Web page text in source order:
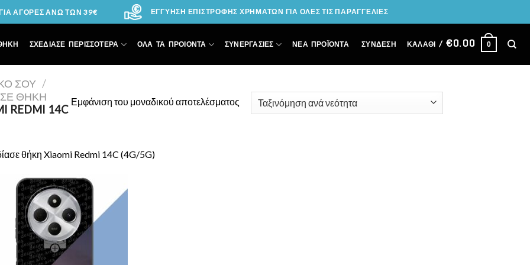
ΑΓΟΡΕΣ ΑΝΩ ΤΩΝ 39€ ΕΓΓΥΗΣΗ ΕΠΙΣΤΡΟΦΗΣ ΧΡΗΜΑΤΩΝ ΓΙΑ ΟΛΕΣ ΤΙΣ ΠΑΡΑΓΓΕΛΙΕΣ
ΣΧΕΔΙΑΣΕ ΠΕΡΙΣΣΟΤΕΡΑ ΟΛΑ ΤΑ ΠΡΟΙΟΝΤΑ ΣΥΝΕΡΓΑΣΙΕΣ ΝΕΑ ΠΡΟΪΟΝΤΑ ΣΎΝΔΕΣΗ ΚΑΛΆΘΙ / €0.00 0
ΣΟΥ /
ΘΉΚΗ
REDMI 14C
Εμφάνιση του μοναδικού αποτελέσματος
θήκη Xiaomi Redmi 14C (4G/5G)
Add to
Wishlist